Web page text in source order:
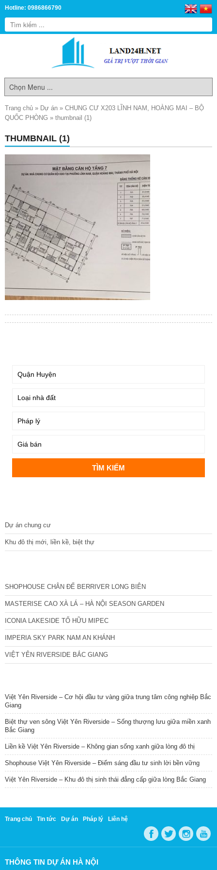
Hotline: 0986866790
Trang chủ » Dự án » CHUNG CƯ X203 LĨNH NAM, HOÀNG MAI – BỘ
QUỐC PHÒNG » thumbnail (1)
THUMBNAIL (1)
Dự án chung cư
Khu đô thị mới, liền kề, biệt thự
SHOPHOUSE CHÂN ĐẾ BERRIVER LONG BIÊN
MASTERISE CAO XÀ LÁ – HÀ NỘI SEASON GARDEN
ICONIA LAKESIDE TỐ HỮU MIPEC
IMPERIA SKY PARK NAM AN KHÁNH
VIỆT YÊN RIVERSIDE BẮC GIANG
Việt Yên Riverside – Cơ hội đầu tư vàng giữa trung tâm công nghiệp Bắc
Giang
Biệt thự ven sông Việt Yên Riverside – Sống thượng lưu giữa miền xanh
Bắc Giang
Liền kề Việt Yên Riverside – Không gian sống xanh giữa lòng đô thị
Shophouse Việt Yên Riverside – Điểm sáng đầu tư sinh lời bền vững
Việt Yên Riverside – Khu đô thị sinh thái đẳng cấp giữa lòng Bắc Giang
Trang chủ Tin tức Dự án Pháp lý Liên hệ
THÔNG TIN DỰ ÁN HÀ NỘI